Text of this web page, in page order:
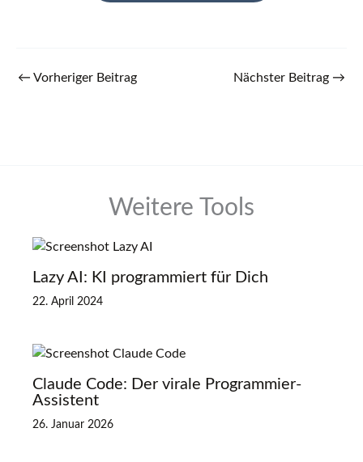
← Vorheriger Beitrag Nächster Beitrag →
Weitere Tools
Lazy AI: KI programmiert für Dich
22. April 2024
Claude Code: Der virale Programmier-
Assistent
26. Januar 2026